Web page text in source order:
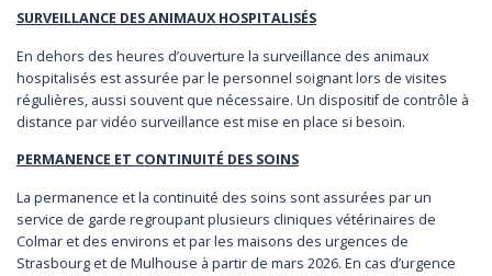
SURVEILLANCE DES ANIMAUX HOSPITALISÉS
En dehors des heures d’ouverture la surveillance des animaux
hospitalisés est assurée par le personnel soignant lors de visites
régulières, aussi souvent que nécessaire. Un dispositif de contrôle à
distance par vidéo surveillance est mise en place si besoin.
PERMANENCE ET CONTINUITÉ DES SOINS
La permanence et la continuité des soins sont assurées par un
service de garde regroupant plusieurs cliniques vétérinaires de
Colmar et des environs et par les maisons des urgences de
Strasbourg et de Mulhouse à partir de mars 2026. En cas d’urgence